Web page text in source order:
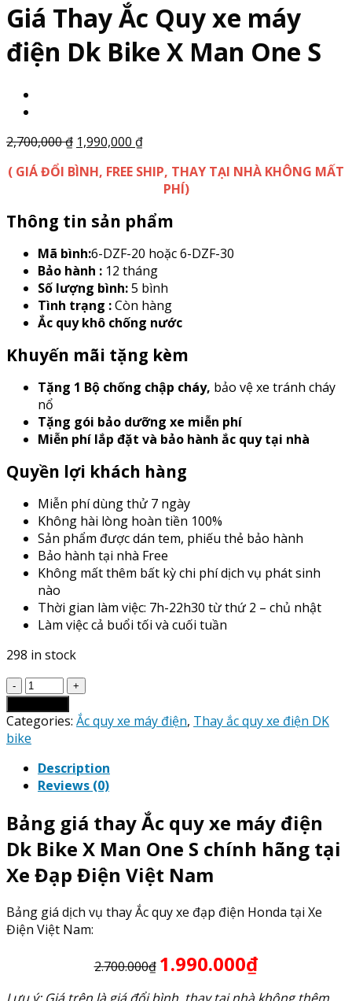
Giá Thay Ắc Quy xe máy
điện Dk Bike X Man One S
2,700,000₫ 1,990,000 ₫
( GIÁ ĐỔI BÌNH, FREE SHIP, THAY TẠI NHÀ KHÔNG MẤT
PHÍ)
Thông tin sản phẩm
Mã bình:6-DZF-20 hoặc 6-DZF-30
Bảo hành : 12 tháng
Số lượng bình:5 bình
Tình trạng :Còn hàng
Ắc quy khô chống nước
Khuyến mãi tặng kèm
Tặng 1 Bộ chống chập cháy, bảo vệ xe tránh cháy
nổ
Tặng gói bảo dưỡng xe miễn phí
Miễn phí lắp đặt và bảo hành ắc quy tại nhà
Quyền lợi khách hàng
Miễn phí dùng thử 7 ngày
Không hài lòng hoàn tiền 100%
Sản phẩm được dán tem, phiếu thẻ bảo hành
Bảo hành tại nhà Free
Không mất thêm bất kỳ chi phí dịch vụ phát sinh
nào
Thời gian làm việc: 7h-22h30 từ thứ 2 – chủ nhật
Làm việc cả buổi tối và cuối tuần
298 in stock
Giá
Thay
Ắc
Quy
máy
điện
Bike
Man
One
quantity
Categories: Ắc quy xe máy điện, Thay ắc quy xe điện DK
bike
Description
Reviews (0)
Bảng giá thay Ắc quy xe máy điện
Dk Bike X Man One S chính hãng tại
Xe Đạp Điện Việt Nam
Bảng giá dịch vụ thay Ắc quy xe đạp điện Honda tại Xe
Điện Việt Nam:
2.700.000₫ 1.990.000₫